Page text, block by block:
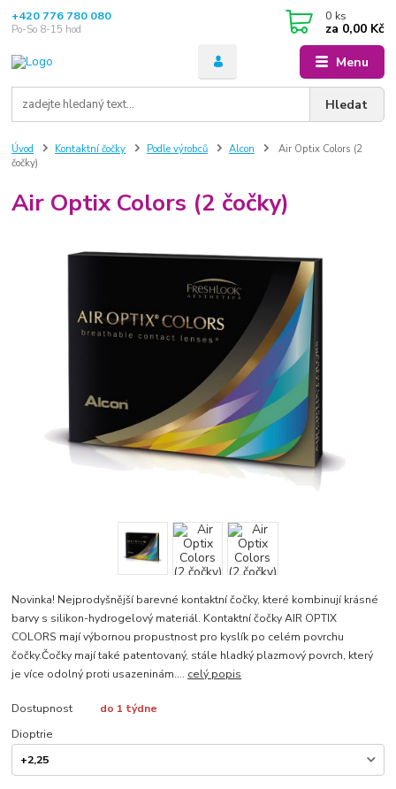
Menu
Hledat
+420 776 780 080
Po-So 8-15 hod
0 ks
za 0,00 Kč
Úvod Kontaktní čočky Podle výrobců Alcon
Air Optix Colors (2
čočky)
Air Optix Colors (2 čočky)
Novinka! Nejprodyšnější barevné kontaktní čočky, které kombinují krásné
barvy s silikon-hydrogelový materiál. Kontaktní čočky AIR OPTIX
COLORS mají výbornou propustnost pro kyslík po celém povrchu
čočky.Čočky mají také patentovaný, stále hladký plazmový povrch, který
je více odolný proti usazeninám.... celý popis
Dostupnost
do 1 týdne
Dioptrie